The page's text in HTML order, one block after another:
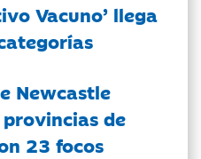
Vacuno’ llega
Newcastle
de
23 focos